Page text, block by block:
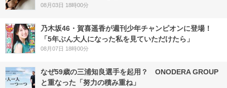
08月03日 18時00分
乃木坂46・賀喜遥香が週刊少年チャンピオンに登場！
「5年ぶん大人になった私を見ていただけたら」
08月07日 18時00分
なぜ59歳の三浦知良選手を起用？ ONODERA GROUP
と重なった「努力の積み重ね」